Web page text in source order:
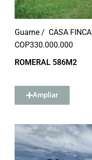
Guarne / CASA FINCA
COP330.000.000
ROMERAL 586M2
Ampliar